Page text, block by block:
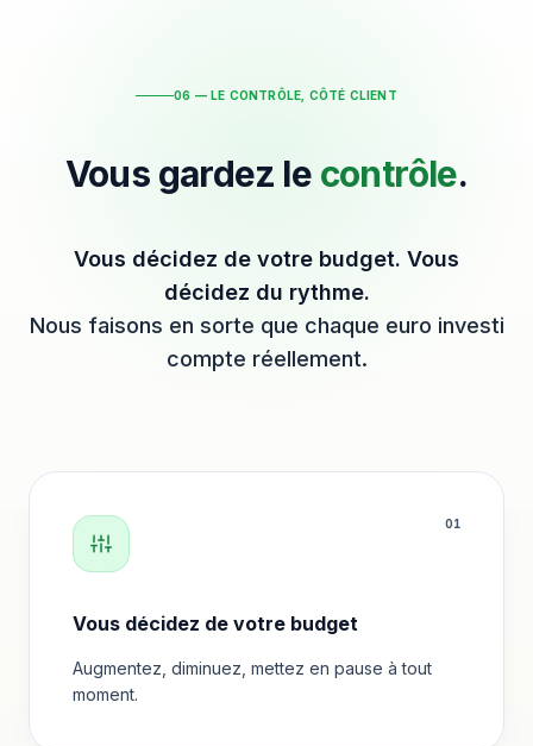
06 — LE CONTRÔLE, CÔTÉ CLIENT
Vous gardez le contrôle.
Vous décidez de votre budget. Vous
décidez du rythme.
Nous faisons en sorte que chaque euro investi
compte réellement.
01
Vous décidez de votre budget
Augmentez, diminuez, mettez en pause à tout
moment.